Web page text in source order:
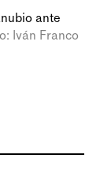
ante
Iván Franco